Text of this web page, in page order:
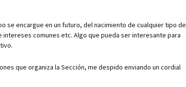
se encargue en un futuro, del nacimiento de cualquier tipo de
comunes etc. Algo que pueda ser interesante para
que organiza la Sección, me despido enviando un cordial